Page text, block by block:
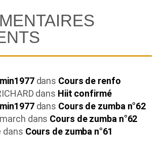
dans Cours de renfo
dans Hiit confirmé
dans Cours de zumba n°62
dans Cours de zumba n°62
dans Cours de zumba n°61